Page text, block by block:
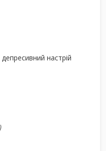
настрій